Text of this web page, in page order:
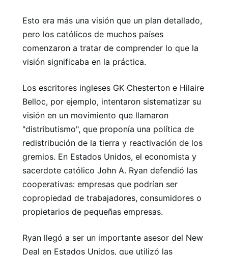
Esto era más una visión que un plan detallado,
pero los católicos de muchos países
comenzaron a tratar de comprender lo que la
visión significaba en la práctica.
Los escritores ingleses GK Chesterton e Hilaire
Belloc, por ejemplo, intentaron sistematizar su
visión en un movimiento que llamaron
"distributismo", que proponía una política de
redistribución de la tierra y reactivación de los
gremios. En Estados Unidos, el economista y
sacerdote católico John A. Ryan defendió las
cooperativas: empresas que podrían ser
copropiedad de trabajadores, consumidores o
propietarios de pequeñas empresas.
Ryan llegó a ser un importante asesor del New
Deal en Estados Unidos, que utilizó las